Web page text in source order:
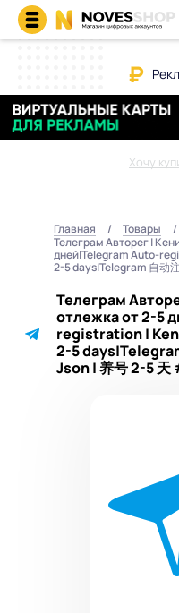
Хочу
Главная Товары
Телеграм Авторег |
дней|Telegram Auto-
2-5 days|Telegram 自动
Телеграм
отлежка от 2-5
registration |
2-5
Json | 养号 2-5 天